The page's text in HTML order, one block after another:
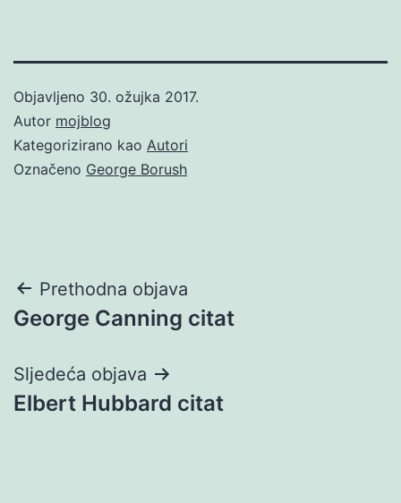
Objavljeno 30. ožujka 2017.
Autor mojblog
Kategorizirano kao Autori
Označeno George Borush
Navigacija
objava
Prethodna objava
George Canning citat
Sljedeća objava
Elbert Hubbard citat